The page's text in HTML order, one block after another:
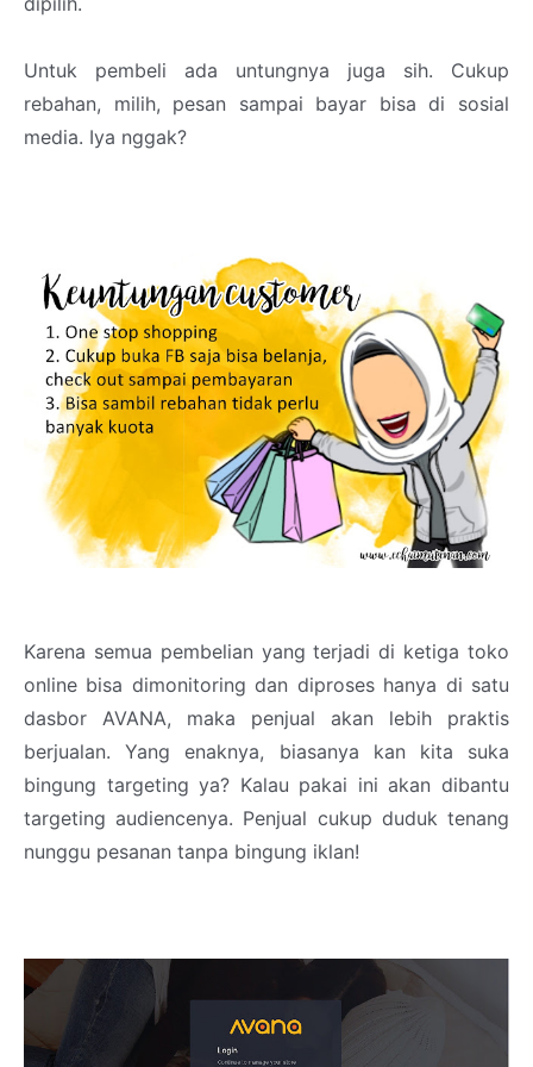
Untuk pembeli ada untungnya juga sih. Cukup
rebahan, milih, pesan sampai bayar bisa di sosial
media. Iya nggak?
Karena semua pembelian yang terjadi di ketiga toko
online bisa dimonitoring dan diproses hanya di satu
dasbor AVANA, maka penjual akan lebih praktis
berjualan. Yang enaknya, biasanya kan kita suka
bingung targeting ya? Kalau pakai ini akan dibantu
targeting audiencenya. Penjual cukup duduk tenang
nunggu pesanan tanpa bingung iklan!